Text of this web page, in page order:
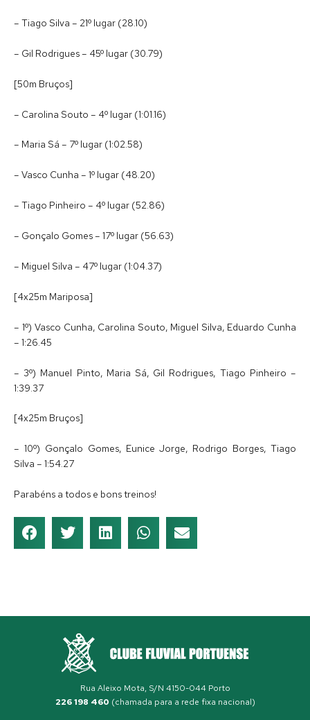
– Tiago Silva – 21º lugar (28.10)
– Gil Rodrigues – 45º lugar (30.79)
[50m Bruços]
– Carolina Souto – 4º lugar (1:01.16)
– Maria Sá – 7º lugar (1:02.58)
– Vasco Cunha – 1º lugar (48.20)
– Tiago Pinheiro – 4º lugar (52.86)
– Gonçalo Gomes – 17º lugar (56.63)
– Miguel Silva – 47º lugar (1:04.37)
[4x25m Mariposa]
– 1º) Vasco Cunha, Carolina Souto, Miguel Silva, Eduardo Cunha
– 1:26.45
– 3º) Manuel Pinto, Maria Sá, Gil Rodrigues, Tiago Pinheiro –
1:39.37
[4x25m Bruços]
– 10º) Gonçalo Gomes, Eunice Jorge, Rodrigo Borges, Tiago
Silva – 1:54.27
Parabéns a todos e bons treinos!
Rua Aleixo Mota, S/N 4150-044 Porto
226 198 460 (chamada para a rede fixa nacional)